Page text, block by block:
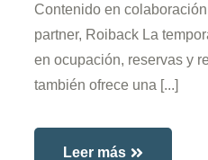
Contenido en
partner, Roiback La
en ocupación, reservas y
también ofrece una [...]
Leer más